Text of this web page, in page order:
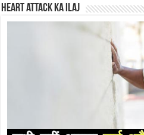
Heart attack ka ilaj